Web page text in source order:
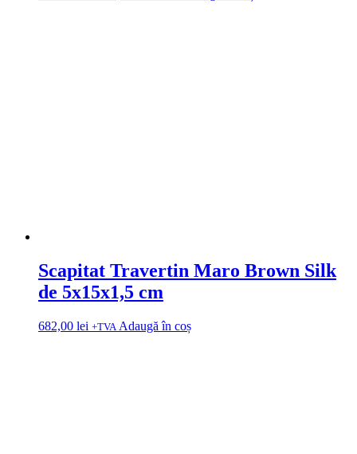
Scapitat Travertin Maro Brown Silk
de 5x15x1,5 cm
682,00 lei +TVA Adaugă în coș